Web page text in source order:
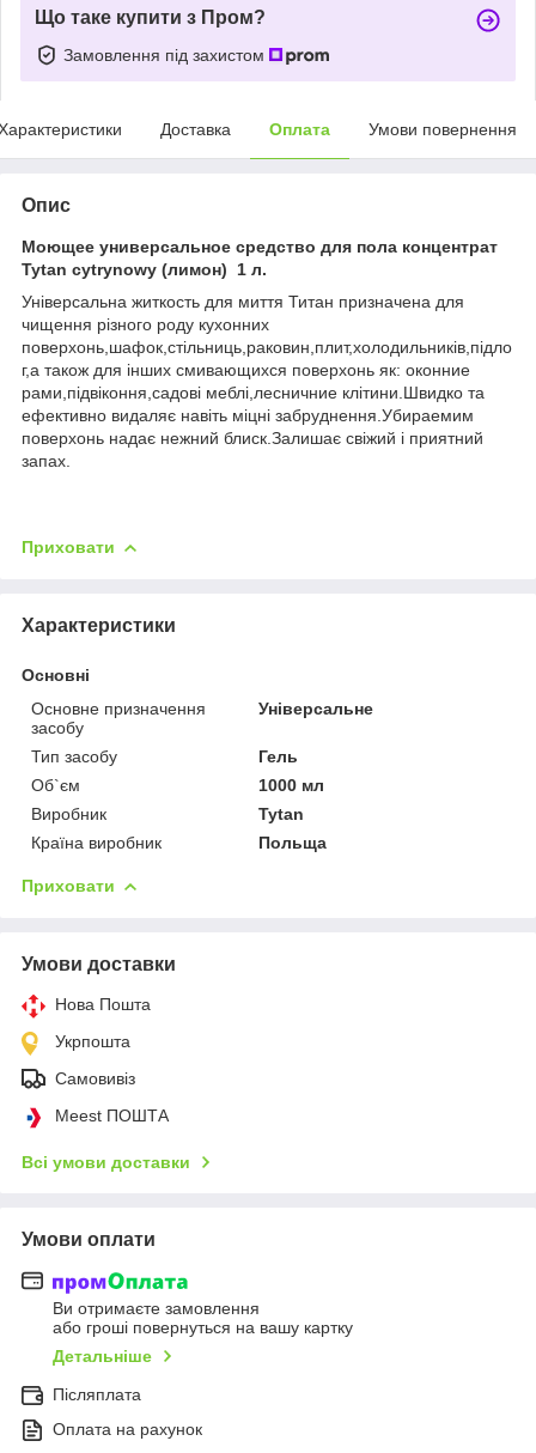
Що таке купити з Пром?
Замовлення під захистом
Доставка Оплата Умови повернення
Опис
Моющее универсальное средство для пола концентрат
Tytan cytrynowy (лимон) 1 л.
Універсальна житкость для миття Титан призначена для
чищення різного роду кухонних
поверхонь,шафок,стільниць,раковин,плит,холодильників,підло
г,а також для інших смивающихся поверхонь як: оконние
рами,підвіконня,садові меблі,лесничние клітини.Швидко та
ефективно видаляє навіть міцні забруднення.Убираемим
поверхонь надає нежний блиск.Залишає свіжий і приятний
запах.
Приховати
Характеристики
Основні
Основне призначення
засобу
Універсальне
Тип засобу
Гель
Об`єм
1000 мл
Виробник
Tytan
Країна виробник
Польща
Приховати
Умови доставки
Нова Пошта
Укрпошта
Самовивіз
Meest ПОШТА
Всі умови доставки
Умови оплати
Ви отримаєте замовлення
або гроші повернуться на вашу картку
Детальніше
Післяплата
Оплата на рахунок